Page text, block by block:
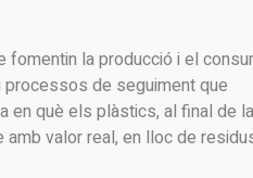
fomentin la producció i el
de seguiment que
en què els plàstics, al final de la
amb valor real, en lloc de